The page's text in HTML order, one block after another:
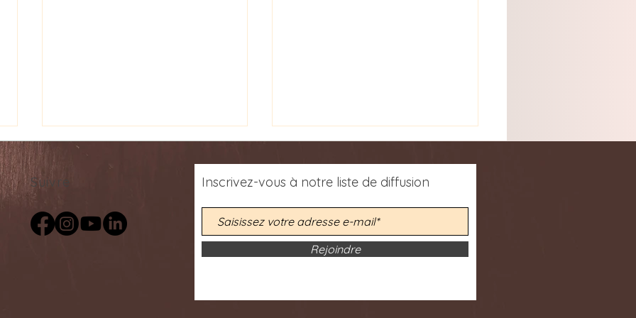
25 & 26 septembre 2026
Banywesize dans la revue
Suivre Inscrivez-vous à notre liste de diffusion
Rejoindre